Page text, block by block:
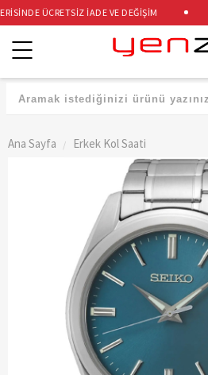
ÜCRETSİZ İADE VE DEĞİŞİM
Kategoriler
Ana Sayfa Erkek Kol Saati